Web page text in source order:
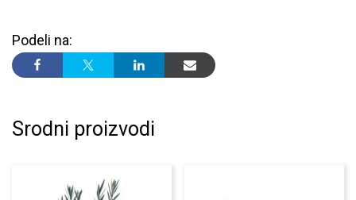
Podeli na:
Srodni proizvodi